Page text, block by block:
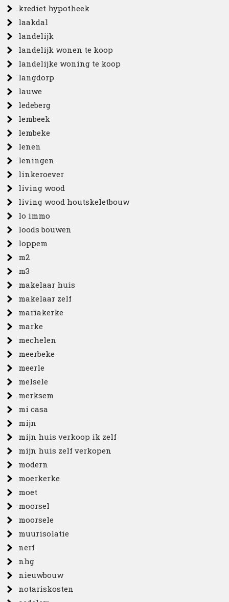
krediet hypotheek
laakdal
landelijk
landelijk wonen te koop
landelijke woning te koop
langdorp
lauwe
ledeberg
lembeek
lembeke
lenen
leningen
linkeroever
living wood
living wood houtskeletbouw
lo immo
loods bouwen
loppem
m2
m3
makelaar huis
makelaar zelf
mariakerke
marke
mechelen
meerbeke
meerle
melsele
merksem
mi casa
mijn
mijn huis verkoop ik zelf
mijn huis zelf verkopen
modern
moerkerke
moet
moorsel
moorsele
muurisolatie
nerf
nhg
nieuwbouw
notariskosten